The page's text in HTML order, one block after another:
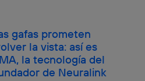
gafas prometen
la vista: así es
la tecnología del
de Neuralink